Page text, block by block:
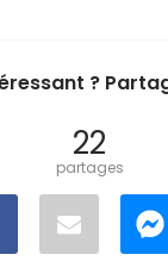
?
22
partages